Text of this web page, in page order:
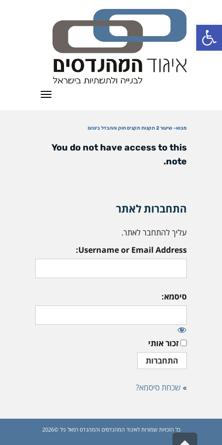
פתח סרגל נגישות
תפריט
מבוא- שיעור 2 תקנות תקנים חוק וההבדל בינהם
You do not have access to this
note.
התחברות לאתר
עליך להתחבר לאתר.
Username or Email Address:
סיסמא:
זכור אותי
» שכחת סיסמא?
כל הזכויות שמורות לאיגוד המהנדסים והמהנדס רפאל גיל ©2026